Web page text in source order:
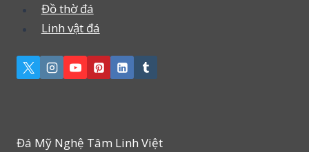
Đồ thờ đá
Linh vật đá
Đá Mỹ Nghệ Tâm Linh Việt